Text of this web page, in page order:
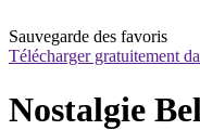
Sauvegarde des favoris
Télécharger gratuitement
Nostalgie